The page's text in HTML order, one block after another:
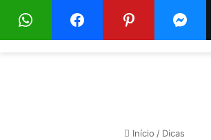
Menu
Início / Dicas